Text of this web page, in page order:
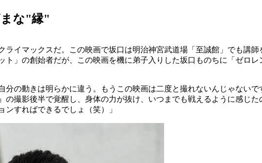
な"縁"
ライマックスだ。この映画で坂口は明治神宮武道場「至誠館」でも講
ト」の創始者だが、この映画を機に弟子入りした坂口ものちに「ゼロ
分の動きは明らかに違う。もうこの映画は二度と撮れないんじゃない
の撮影後半で覚醒し、身体の力が抜け、いつまでも戦えるように感じ
すればできるでしょ（笑）」